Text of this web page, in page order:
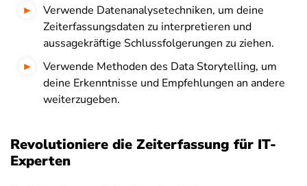
Verwende Datenanalysetechniken, um deine
Zeiterfassungsdaten zu interpretieren und
aussagekräftige Schlussfolgerungen zu ziehen.
Verwende Methoden des Data Storytelling, um
deine Erkenntnisse und Empfehlungen an andere
weiterzugeben.
Revolutioniere die Zeiterfassung für IT-
Experten